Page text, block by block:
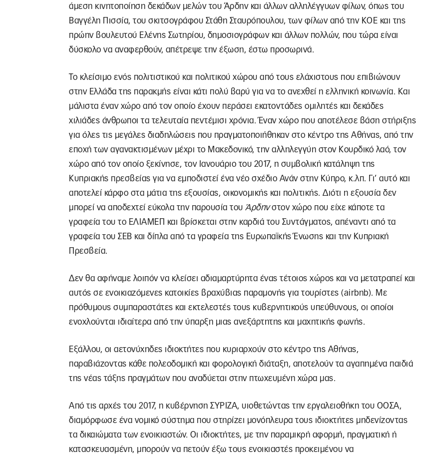
άμεση κινητοποίηση δεκάδων μελών του Άρδην και άλλων αλληλέγγυων φίλων, όπως του
Βαγγέλη Πισσία, του σκιτσογράφου Στάθη Σταυρόπουλου, των φίλων από την ΚΟΕ και της
πρώην βουλευτού Ελένης Σωτηρίου, δημοσιογράφων και άλλων πολλών, που τώρα είναι
δύσκολο να αναφερθούν, απέτρεψε την έξωση, έστω προσωρινά.
Το κλείσιμο ενός πολιτιστικού και πολιτικού χώρου από τους ελάχιστους που επιβιώνουν
στην Ελλάδα της παρακμής είναι κάτι πολύ βαρύ για να το ανεχθεί η ελληνική κοινωνία. Και
μάλιστα έναν χώρο από τον οποίο έχουν περάσει εκατοντάδες ομιλητές και δεκάδες
χιλιάδες άνθρωποι τα τελευταία πεντέμισι χρόνια. Έναν χώρο που αποτέλεσε βάση στήριξης
για όλες τις μεγάλες διαδηλώσεις που πραγματοποιήθηκαν στο κέντρο της Αθήνας, από την
εποχή των αγανακτισμένων μέχρι το Μακεδονικό, την αλληλεγγύη στον Κουρδικό λαό, τον
χώρο από τον οποίο ξεκίνησε, τον Ιανουάριο του 2017, η συμβολική κατάληψη της
Κυπριακής πρεσβείας για να εμποδιστεί ένα νέο σχέδιο Ανάν στην Κύπρο, κ.λπ. Γι’ αυτό και
αποτελεί κάρφο στα μάτια της εξουσίας, οικονομικής και πολιτικής. Διότι η εξουσία δεν
μπορεί να αποδεχτεί εύκολα την παρουσία του Άρδηνστον χώρο που είχε κάποτε τα
γραφεία του το ΕΛΙΑΜΕΠ και βρίσκεται στην καρδιά του Συντάγματος, απέναντι από τα
γραφεία του ΣΕΒ και δίπλα από τα γραφεία της Ευρωπαϊκής Ένωσης και την Κυπριακή
Πρεσβεία.
Δεν θα αφήναμε λοιπόν να κλείσει αδιαμαρτύρητα ένας τέτοιος χώρος και να μετατραπεί και
αυτός σε ενοικιαζόμενες κατοικίες βραχύβιας παραμονής για τουρίστες (airbnb). Με
πρόθυμους συμπαραστάτες και εκτελεστές τους κυβερνητικούς υπεύθυνους, οι οποίοι
ενοχλούνται ιδιαίτερα από την ύπαρξη μιας ανεξάρτητης και μαχητικής φωνής.
Εξάλλου, οι αετονύχηδες ιδιοκτήτες που κυριαρχούν στο κέντρο της Αθήνας,
παραβιάζοντας κάθε πολεοδομική και φορολογική διάταξη, αποτελούν τα αγαπημένα παιδιά
της νέας τάξης πραγμάτων που αναδύεται στην πτωχευμένη χώρα μας.
Από τις αρχές του 2017, η κυβέρνηση ΣΥΡΙΖΑ, υιοθετώντας την εργαλειοθήκη του ΟOΣΑ,
διαμόρφωσε ένα νομικό σύστημα που στηρίζει μονόπλευρα τους ιδιοκτήτες μηδενίζοντας
τα δικαιώματα των ενοικιαστών. Οι ιδιοκτήτες, με την παραμικρή αφορμή, πραγματική ή
κατασκευασμένη, μπορούν να πετούν έξω τους ενοικιαστές προκειμένου να